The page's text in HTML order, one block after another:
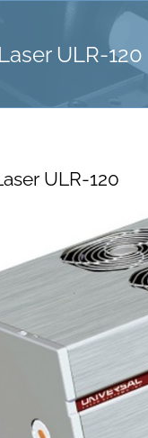
ULR-120
ULR-120